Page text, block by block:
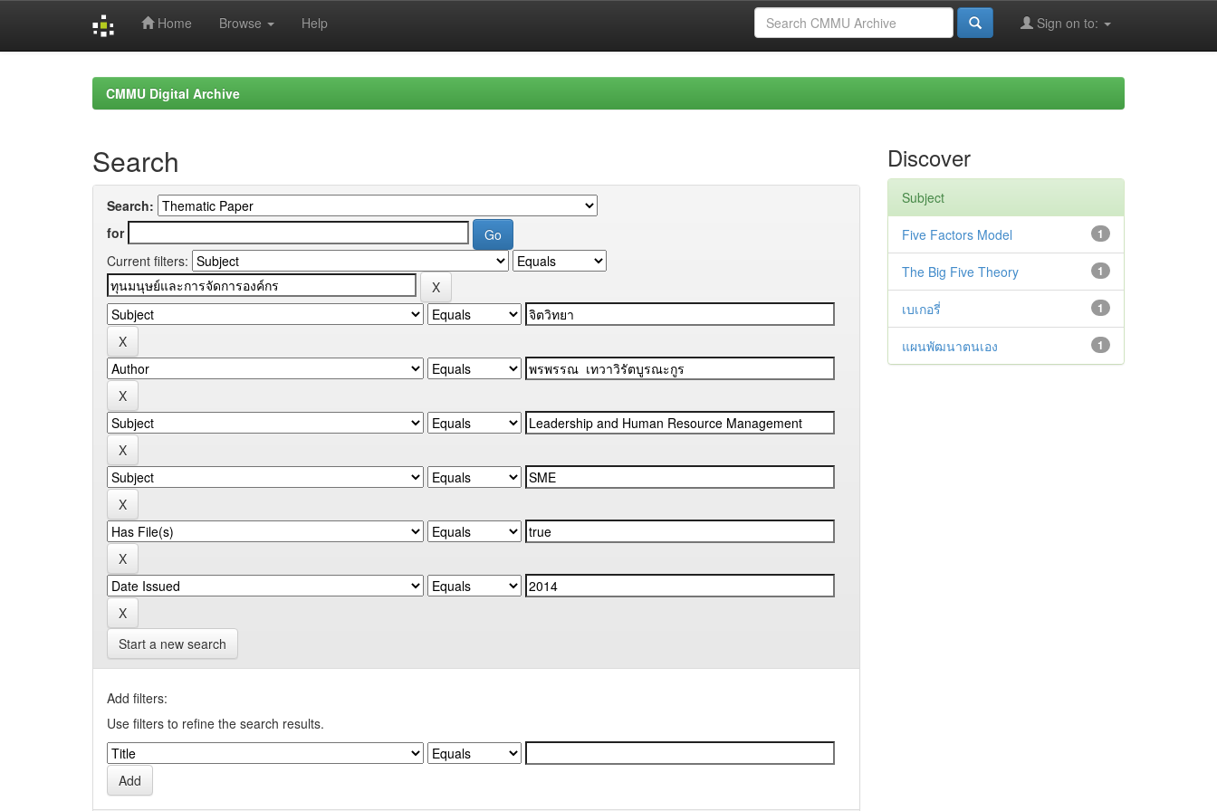
Home Browse Help Sign on to:
CMMU Digital Archive
Search
Search:
for
Current filters:
Start a new search
Add filters:
Use filters to refine the search results.
Discover
Subject
1
Five Factors Model
1
The Big Five Theory
1
เบเกอรี่
1
แผนพัฒนาตนเอง